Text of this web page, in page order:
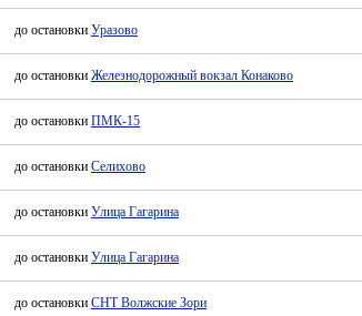
до остановки Уразово
до остановки Железнодорожный вокзал Конаково
до остановки ПМК-15
до остановки Селихово
до остановки Улица Гагарина
до остановки Улица Гагарина
до остановки СНТ Волжские Зори